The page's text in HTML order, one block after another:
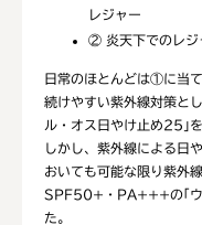
レジャー
② 炎天下でのレジ
日常のほとんどは①に当
続けやすい紫外線対策
ル・オス日やけ止め25｣
しかし、紫外線による日
おいても可能な限り紫外
SPF50+・PA+++の｢ウ
た。